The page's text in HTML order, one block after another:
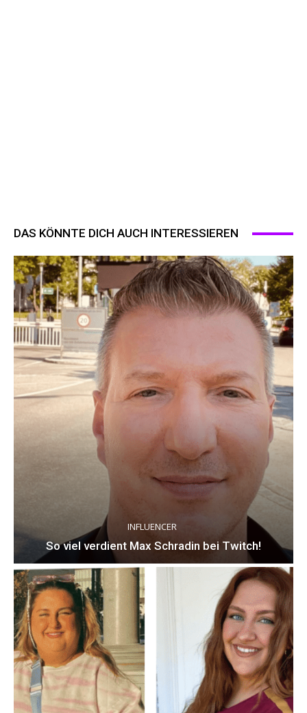
DAS KÖNNTE DICH AUCH INTERESSIEREN
INFLUENCER
So viel verdient Max Schradin bei Twitch!